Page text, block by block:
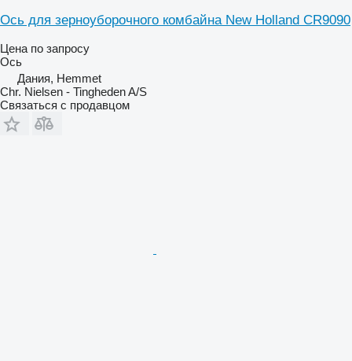
Ось для зерноуборочного комбайна New Holland CR9090
Цена по запросу
Ось
Дания, Hemmet
Chr. Nielsen - Tingheden A/S
Связаться с продавцом